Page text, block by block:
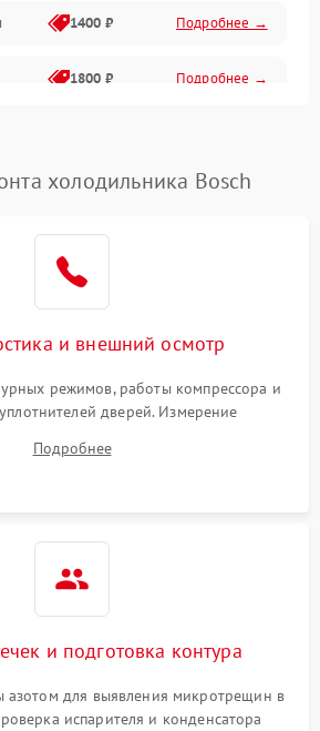
1400 ₽ Подробнее →
1800 ₽ Подробнее →
Frost 2600 ₽ Подробнее →
2000 ₽ Подробнее →
1000 ₽
1800 ₽
холодильника Bosch
и внешний осмотр
режимов, работы компрессора и
дверей. Измерение
мотора, проверка термостата и
ошибок с электронного дисплея.
Подробнее
и подготовка контура
азотом для выявления микротрещин в
испарителя и конденсатора